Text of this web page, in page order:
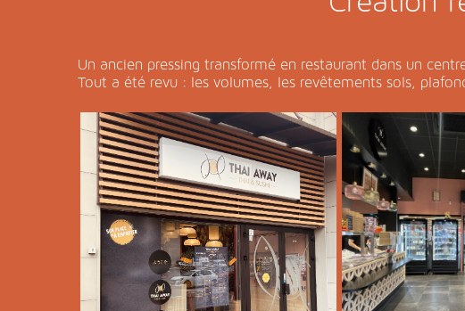
Un ancien pressing transformé en restaurant dans un
Tout a été revu : les volumes, les revêtements sols,